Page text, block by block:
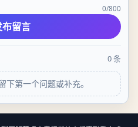
0/800
布留言
0条
下第一个问题或补充。